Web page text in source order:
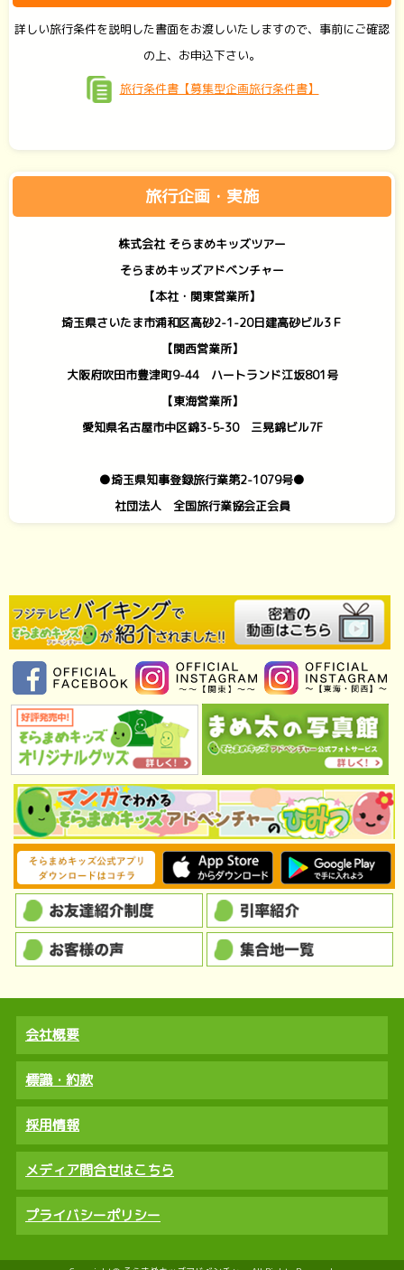
詳しい旅行条件を説明した書面をお渡しいたしますので、事前にご確認
の上、お申込下さい。
旅行条件書【募集型企画旅行条件書】
旅行企画・実施
株式会社 そらまめキッズツアー
そらまめキッズアドベンチャー
【本社・関東営業所】
埼玉県さいたま市浦和区高砂2-1-20日建高砂ビル3Ｆ
【関西営業所】
大阪府吹田市豊津町9-44 ハートランド江坂801号
【東海営業所】
愛知県名古屋市中区錦3-5-30 三晃錦ビル7F
●埼玉県知事登録旅行業第2-1079号●
社団法人 全国旅行業協会正会員
会社概要
標識・約款
採用情報
メディア問合せはこちら
プライバシーポリシー